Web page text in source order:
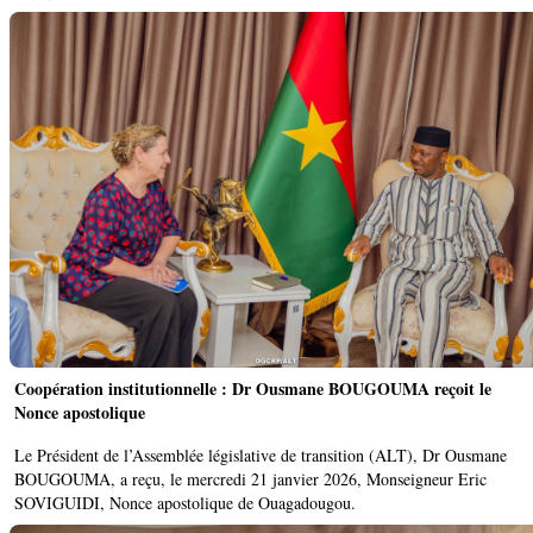
Coopération institutionnelle : Dr Ousmane BOUGOUMA reçoit le
Nonce apostolique ‎
Le Président de l’Assemblée législative de transition (ALT), Dr Ousmane
BOUGOUMA, a reçu, le mercredi 21 janvier 2026, Monseigneur Eric
SOVIGUIDI, Nonce apostolique de Ouagadougou.